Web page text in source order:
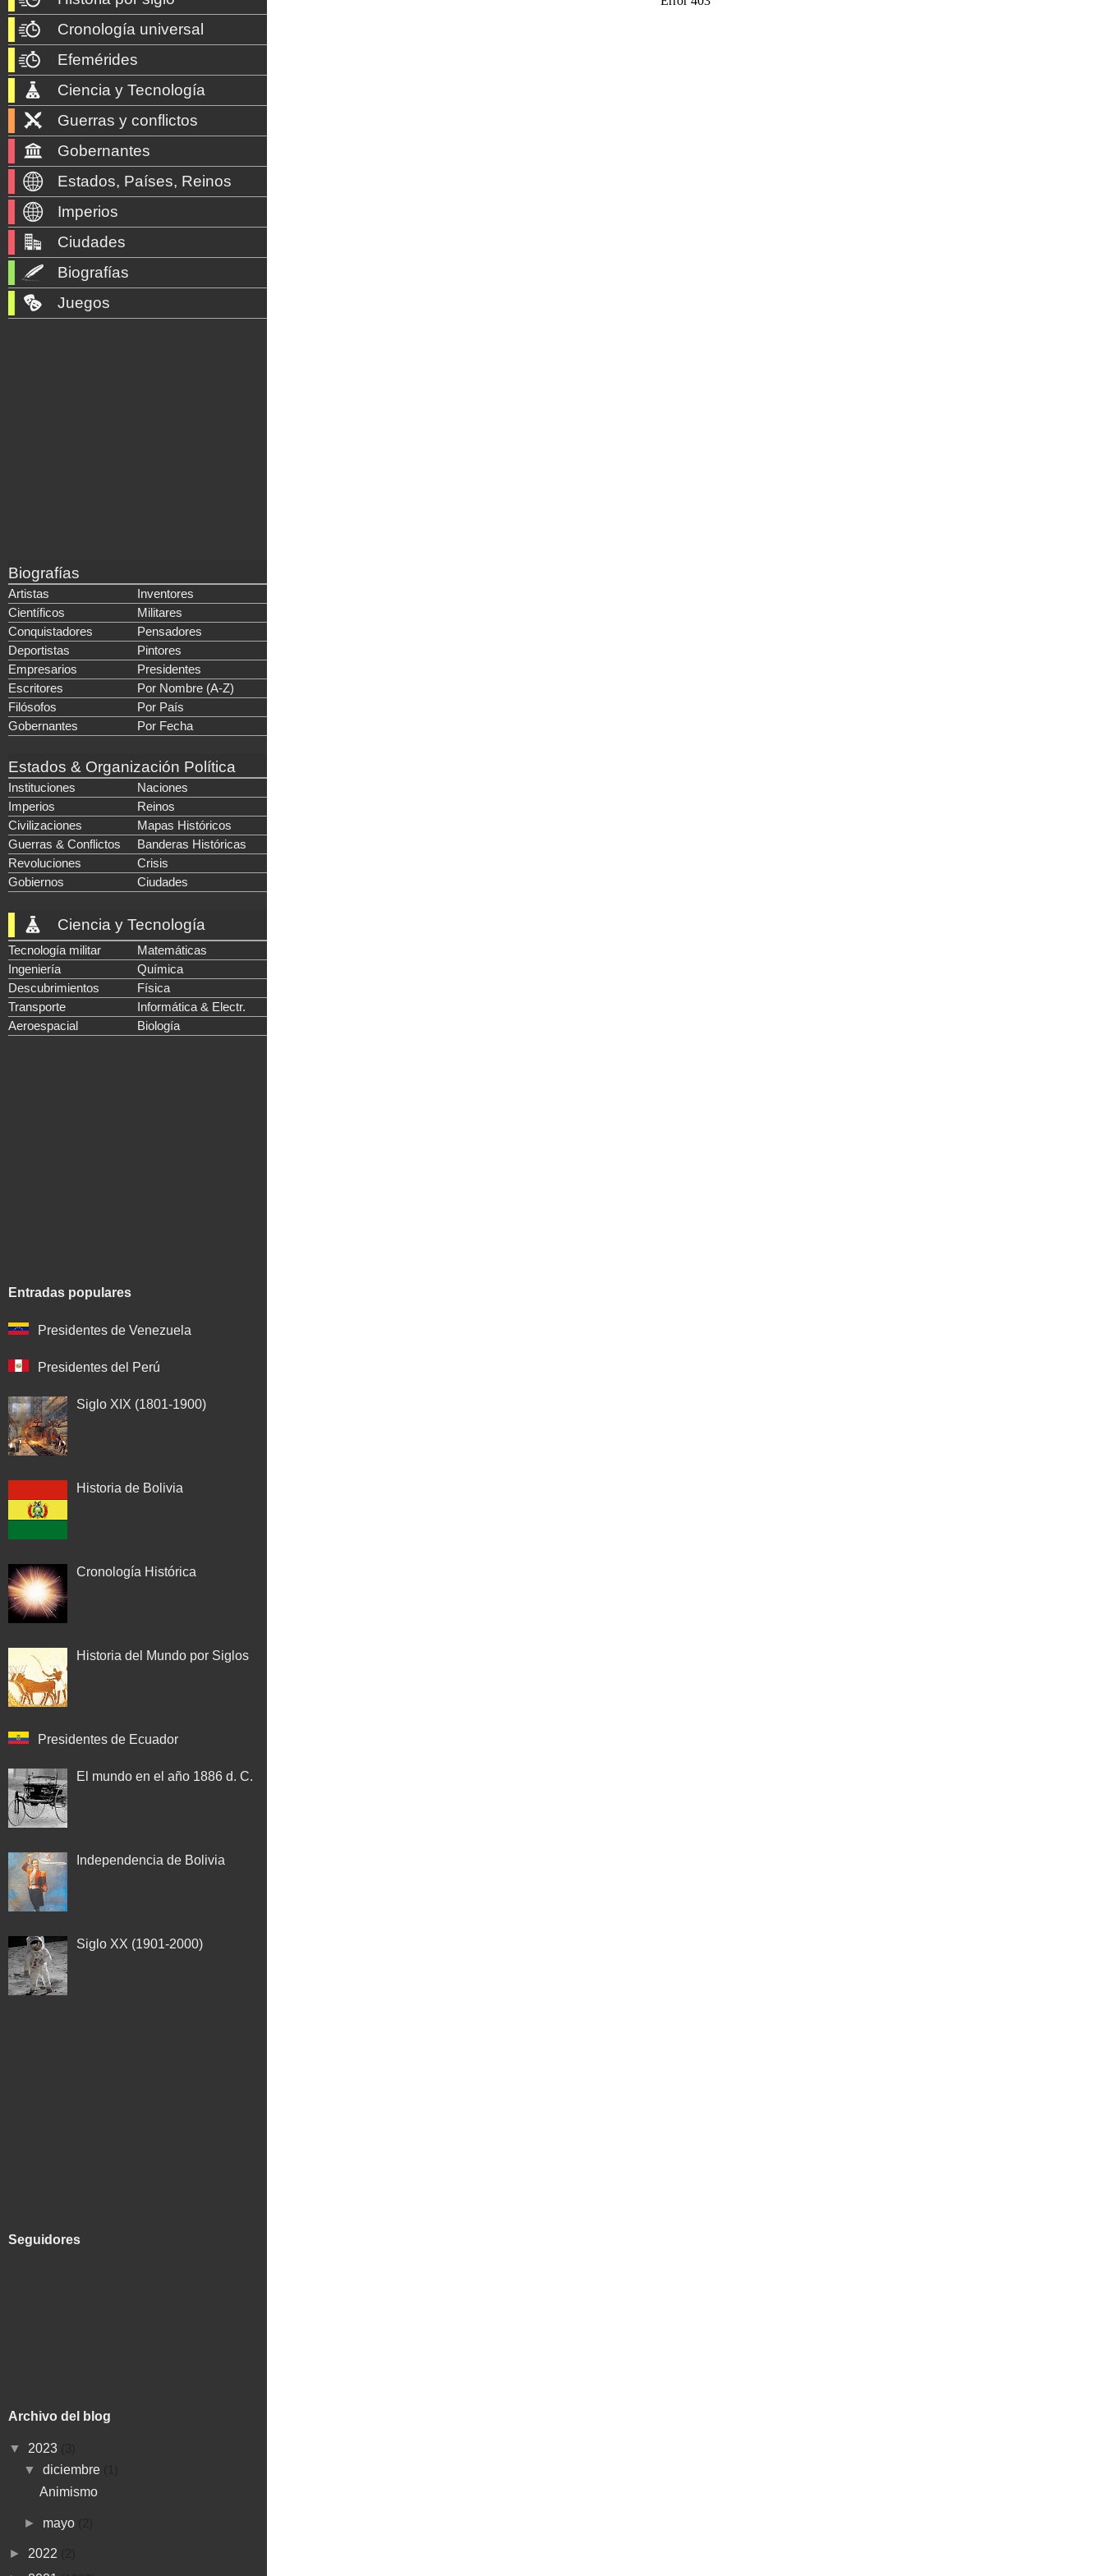
Cronología universal
Efemérides
Ciencia y Tecnología
Guerras y conflictos
Gobernantes
Estados, Países, Reinos
Imperios
Ciudades
Biografías
Juegos
Biografías
Artistas
Inventores
Científicos
Militares
Conquistadores
Pensadores
Deportistas
Pintores
Empresarios
Presidentes
Escritores
Por Nombre (A-Z)
Filósofos
Por País
Gobernantes
Por Fecha
Estados & Organización Política
Instituciones
Naciones
Imperios
Reinos
Civilizaciones
Mapas Históricos
Guerras & Conflictos
Banderas Históricas
Revoluciones
Crisis
Gobiernos
Ciudades
Ciencia y Tecnología
Tecnología militar
Matemáticas
Ingeniería
Química
Descubrimientos
Física
Transporte
Informática & Electr.
Aeroespacial
Biología
Entradas populares
Presidentes de Venezuela
Presidentes del Perú
Siglo XIX (1801-1900)
Historia de Bolivia
Cronología Histórica
Historia del Mundo por Siglos
Presidentes de Ecuador
El mundo en el año 1886 d. C.
Independencia de Bolivia
Siglo XX (1901-2000)
Seguidores
Archivo del blog
▼ 2023
▼ diciembre
Animismo
► mayo
► 2022